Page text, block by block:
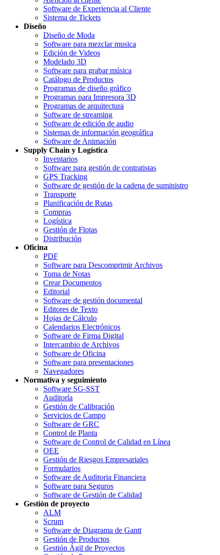
Software de Experiencia al Cliente
Sistema de Tickets
Diseño
Diseño de Moda
Software para mezclar musica
Edición de Videos
Modelado 3D
Software para grabar música
Catálogo de Productos
Programas de diseño gráfico
Programas para Impresora 3D
Programas de arquitectura
Software de streaming
Software de edición de audio
Sistemas de información geográfica
Software de Animación
Supply Chain y Logística
Inventarios
Software para gestión de contratistas
GPS Tracking
Software de gestión de la cadena de suministro
Transporte
Planificación de Rutas
Compras
Logística
Gestión de Flotas
Distribución
Oficina
PDF
Software para Descomprimir Archivos
Toma de Notas
Crear Documentos
Editorial
Software de gestión documental
Editores de Texto
Hojas de Cálculo
Calendarios Electrónicos
Software de Firma Digital
Intercambio de Archivos
Software de Oficina
Software para presentaciones
Navegadores
Normativa y seguimiento
Software SG-SST
Auditoría
Gestión de Calibración
Servicios de Campo
Software de GRC
Control de Planta
Software de Control de Calidad en Línea
OEE
Gestión de Riesgos Empresariales
Formularios
Software de Auditoria Financiera
Software para Seguros
Software de Gestión de Calidad
Gestión de proyecto
ALM
Scrum
Software de Diagrama de Gantt
Gestión de Productos
Gestión Ágil de Proyectos